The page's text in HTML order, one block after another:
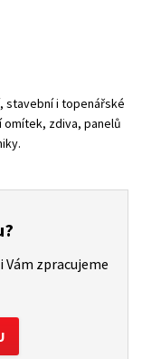
stavební i topenářské
zdiva, panelů
zpracujeme